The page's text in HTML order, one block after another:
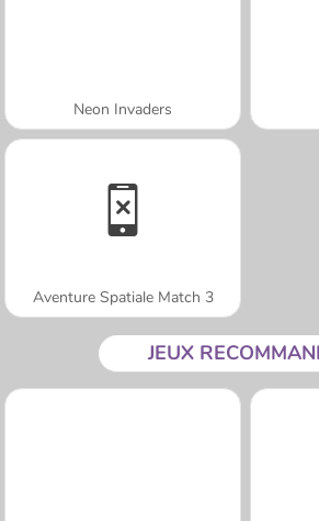
Neon Invaders
Aventure Spatiale Match 3
JEUX